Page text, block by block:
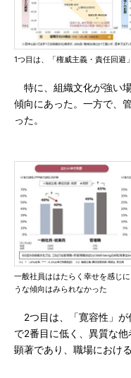
1つ目は、「権威主義・責任回避
特に、組織文化が強い
傾向にあった。一方で、
った。
一般社員ははたらく幸せを感じ
うな傾向はみられなかった
2つ目は、「寛容性」が
で2番目に低く、異質な
顕著であり、職場におけ